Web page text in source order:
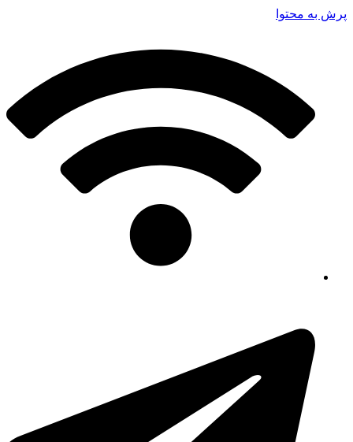
پرش به محتوا